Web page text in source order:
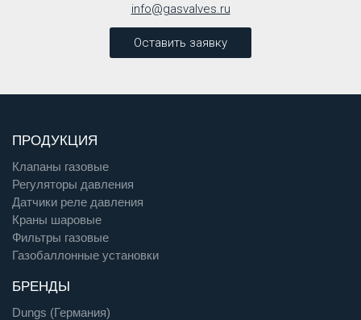
info@gasvalves.ru
Оставить заявку
ПРОДУКЦИЯ
Клапаны газовые
Регуляторы давления
Датчики реле давления
Краны шаровые
Фильтры газовые
Газобаллонные установки
БРЕНДЫ
Dungs (Германия)